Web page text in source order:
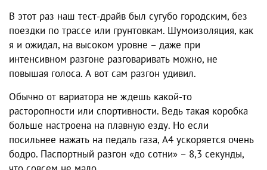
В этот раз наш тест-драйв был сугубо городским, без
поездки по трассе или грунтовкам. Шумоизоляция, как
я и ожидал, на высоком уровне – даже при
интенсивном разгоне разговаривать можно, не
повышая голоса. А вот сам разгон удивил.
Обычно от вариатора не ждешь какой-то
расторопности или спортивности. Ведь такая коробка
больше настроена на плавную езду. Но если
посильнее нажать на педаль газа, А4 ускоряется очень
бодро. Паспортный разгон «до сотни» – 8,3 секунды,